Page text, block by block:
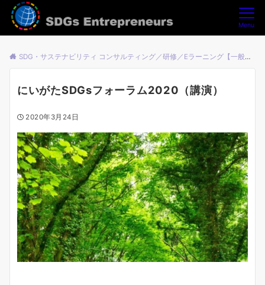
Menu
SDG・サステナビリティ コンサルティング／研修／Eラーニング【一般社団法人SDGsアントレプレナーズ】
にいがたSDGsフォーラム2020（講演）
2020年3月24日